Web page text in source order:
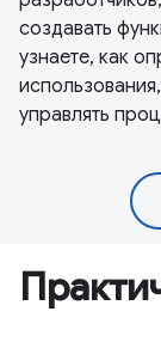
создавать
узнаете, как
управлять